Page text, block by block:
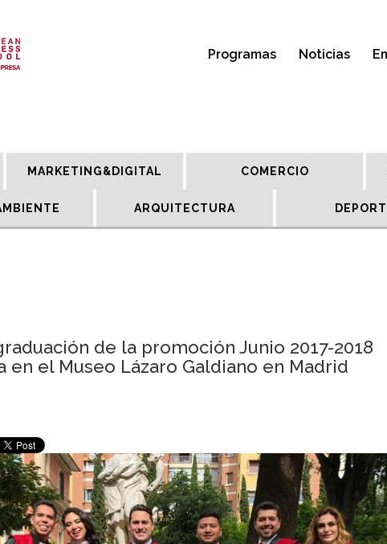
Programas Noticias
MARKETING&DIGITAL COMERCIO
ARQUITECTURA
de la promoción Junio 2017-2018
en el Museo Lázaro Galdiano en Madrid